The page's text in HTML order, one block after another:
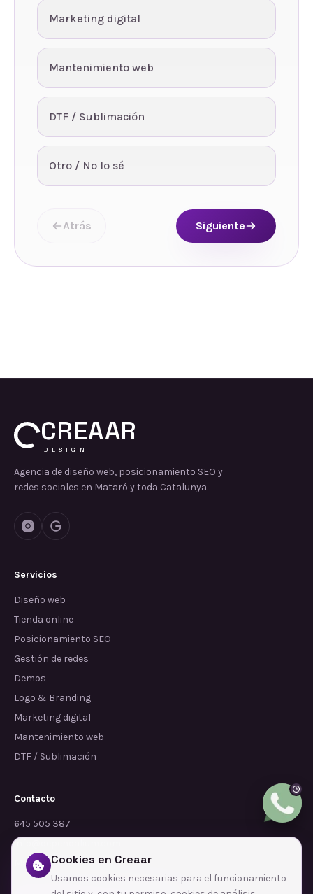
Marketing digital
Mantenimiento web
DTF / Sublimación
Otro / No lo sé
Atrás Siguiente
CREAAR
DESIGN
Agencia de diseño web, posicionamiento SEO y
redes sociales en Mataró y toda Catalunya.
Servicios
Diseño web
Tienda online
Posicionamiento SEO
Gestión de redes
Demos
Logo & Branding
Marketing digital
Mantenimiento web
DTF / Sublimación
Contacto
645 505 387
info@dependalium.com
Mataró (Barcelona)
Cookies en Creaar
Usamos cookies necesarias para el funcionamiento